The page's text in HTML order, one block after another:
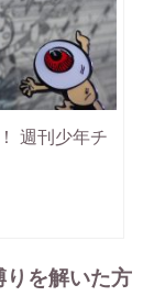
週刊少年チ
を解いた方